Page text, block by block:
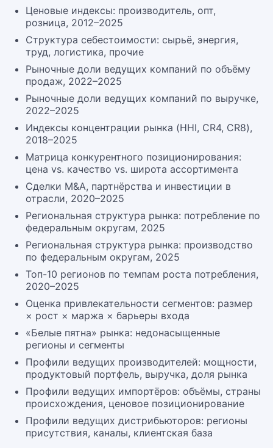
Ценовые индексы: производитель, опт,
розница, 2012–2025
Структура себестоимости: сырьё, энергия,
труд, логистика, прочие
Рыночные доли ведущих компаний по объёму
продаж, 2022–2025
Рыночные доли ведущих компаний по выручке,
2022–2025
Индексы концентрации рынка (HHI, CR4, CR8),
2018–2025
Матрица конкурентного позиционирования:
цена vs. качество vs. широта ассортимента
Сделки M&A, партнёрства и инвестиции в
отрасли, 2020–2025
Региональная структура рынка: потребление по
федеральным округам, 2025
Региональная структура рынка: производство
по федеральным округам, 2025
Топ-10 регионов по темпам роста потребления,
2020–2025
Оценка привлекательности сегментов: размер
× рост × маржа × барьеры входа
«Белые пятна» рынка: недонасыщенные
регионы и сегменты
Профили ведущих производителей: мощности,
продуктовый портфель, выручка, доля рынка
Профили ведущих импортёров: объёмы, страны
происхождения, ценовое позиционирование
Профили ведущих дистрибьюторов: регионы
присутствия, каналы, клиентская база